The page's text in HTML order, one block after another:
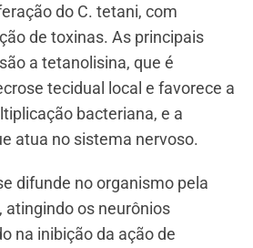
do C. tetani, com
de toxinas. As principais
a tetanolisina, que é
tecidual local e favorece a
bacteriana, e a
atua no sistema nervoso.
difunde no organismo pela
atingindo os neurônios
na inibição da ação de